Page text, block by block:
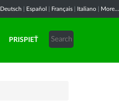
Deutsch Español Français Italiano More...
PRISPIEŤ